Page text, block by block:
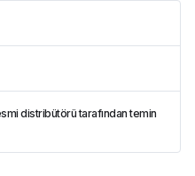
distribütörü tarafından temin